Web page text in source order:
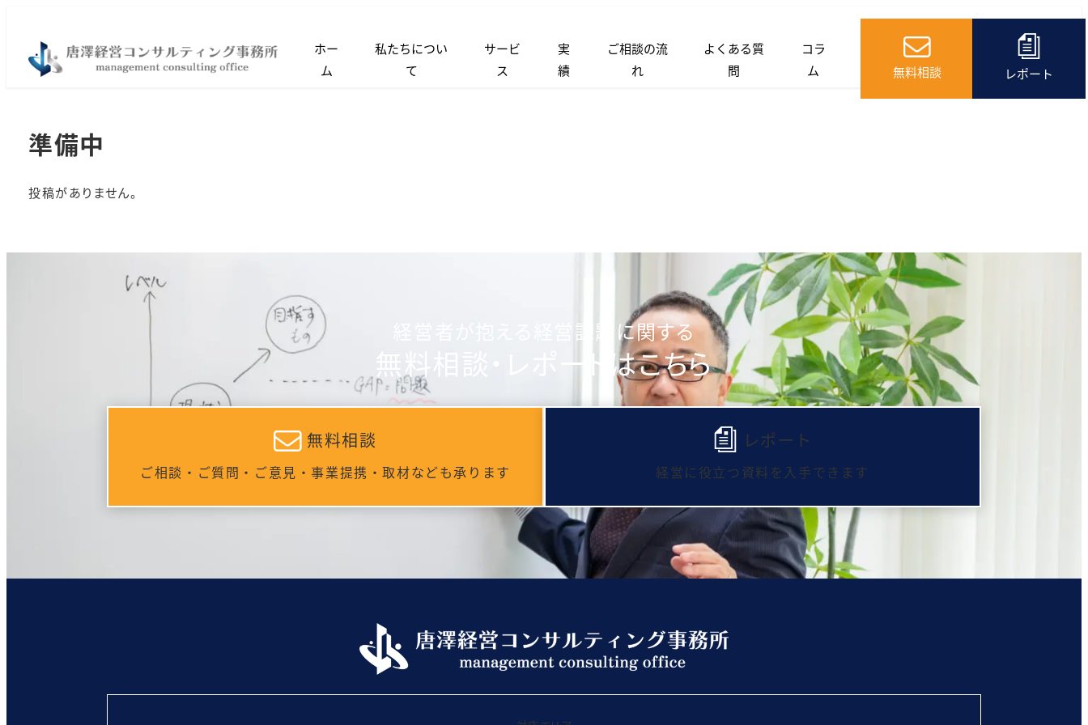
ホー
ム
私たちについ
て
サービ
ス
実
績
ご相談の流
れ
よくある質
問
コラ
ム
無料相談 レポート
準備中
投稿がありません。
経営者が抱える経営課題に関する
無料相談・レポートはこちら
無料相談
ご相談・ご質問・ご意見・事業提携・取材なども承ります
レポート
経営に役立つ資料を入手できます